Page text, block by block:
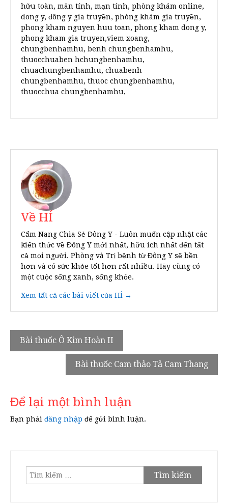
hữu toàn, mãn tính, mạn tính, phòng khám online,
dong y, đông y gia truyền, phòng khám gia truyền,
phong kham nguyen huu toan, phong kham dong y,
phong kham gia truyen,viem xoang,
chungbenhamhu, benh chungbenhamhu,
thuocchuaben hchungbenhamhu,
chuachungbenhamhu, chuabenh
chungbenhamhu, thuoc chungbenhamhu,
thuocchua chungbenhamhu,
Về HÍ
Cẩm Nang Chia Sẻ Đông Y - Luôn muốn cập nhật các
kiến thức về Đông Y mới nhất, hữu ích nhất đến tất
cả mọi người. Phòng và Trị bệnh từ Đông Y sẽ bền
hơn và có sức khỏe tốt hơn rất nhiều. Hãy cùng có
một cuộc sống xanh, sống khỏe.
Xem tất cả các bài viết của HÍ →
Điều
hướng
Bài thuốc Ô Kim Hoàn II
Bài thuốc Cam thảo Tả Cam Thang
Để lại một bình luận
Bạn phải đăng nhập để gửi bình luận.
Tìm